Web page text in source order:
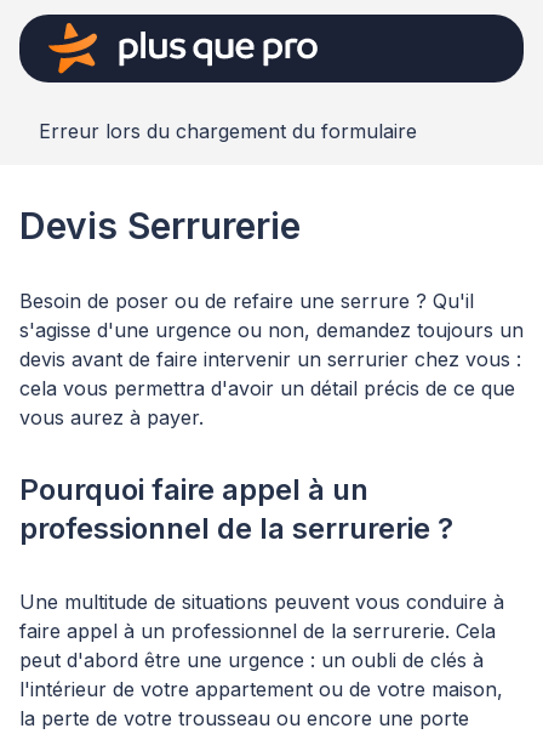
Erreur lors du chargement du formulaire
Devis Serrurerie
Besoin de poser ou de refaire une serrure ? Qu'il
s'agisse d'une urgence ou non, demandez toujours un
devis avant de faire intervenir un serrurier chez vous :
cela vous permettra d'avoir un détail précis de ce que
vous aurez à payer.
Pourquoi faire appel à un
professionnel de la serrurerie ?
Une multitude de situations peuvent vous conduire à
faire appel à un professionnel de la serrurerie. Cela
peut d'abord être une urgence : un oubli de clés à
l'intérieur de votre appartement ou de votre maison,
la perte de votre trousseau ou encore une porte